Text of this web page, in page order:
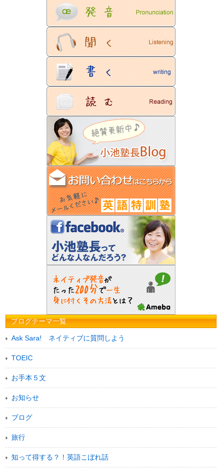
ブログテーマ一覧
Ask Sara! ネイティブに質問しよう
TOEIC
お手本５文
お知らせ
ブログ
旅行
知って得する？！英語こぼれ話